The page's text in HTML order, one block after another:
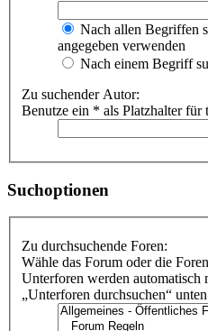
Nach allen Begriffen
angegeben verwenden
Nach einem Begriff
Zu suchender Autor:
Benutze ein * als Platzhalter für
Suchoptionen
Zu durchsuchende Foren:
Wähle das Forum oder die
Unterforen werden
„Unterforen durchsuchen“